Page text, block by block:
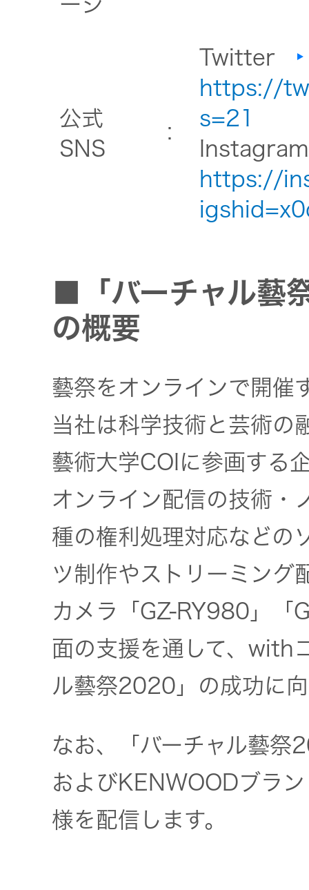
技術
個人のお
公式
SNS
：
Twitter
https://
s=21
https://
■「バーチャル藝
の概要
藝祭をオンラインで開催
当社は科学技術と芸術の
藝術大学COIに参画する
オンライン配信の技術・
種の権利処理対応などの
ツ制作やストリーミング
カメラ「GZ-RY980」「
面の支援を通して、with
ル藝祭2020」の成功に
なお、「バーチャル藝祭
およびKENWOODブラ
様を配信します。